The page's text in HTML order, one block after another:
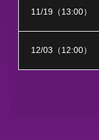
11/19 （13:00）
12/03 （12:00）